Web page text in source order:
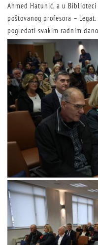
Ahmed Hatunić, a u
poštovanog profesora –
pogledati svakim radnim